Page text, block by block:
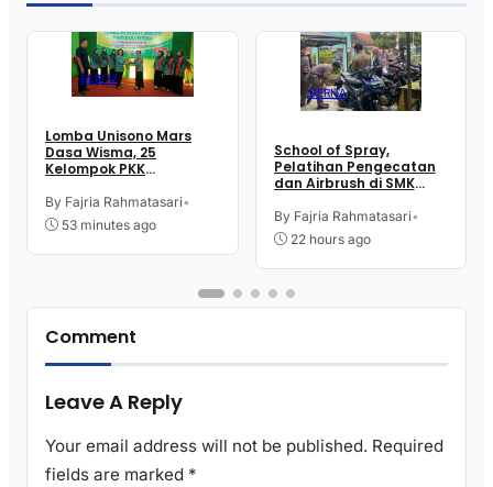
BERITA
Lomba Unisono Mars
Dasa Wisma, 25
Kelompok PKK
Purworejo Adu
Kekompakan
By Fajria Rahmatasari•
53 minutes ago
BERITA
School of Spray,
Pelatihan Pengecatan
dan Airbrush di SMK
Kutoarjo
By Fajria Rahmatasari•
22 hours ago
Comment
Leave A Reply
Your email address will not be published. Required
fields are marked *